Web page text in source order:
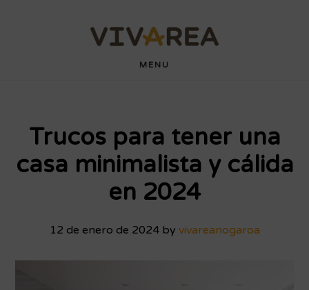
MENU
Trucos para tener una
casa minimalista y cálida
en 2024
12 de enero de 2024by vivareanogaroa